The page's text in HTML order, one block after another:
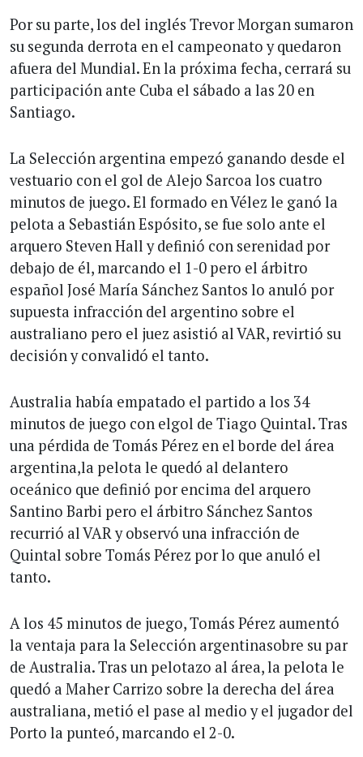
Por su parte, los del inglés Trevor Morgan sumaron
su segunda derrota en el campeonato y quedaron
afuera del Mundial. En la próxima fecha, cerrará su
participación ante Cuba el sábado a las 20 en
Santiago.
La Selección argentina empezó ganando desde el
vestuario con el gol de Alejo Sarcoa los cuatro
minutos de juego. El formado en Vélez le ganó la
pelota a Sebastián Espósito, se fue solo ante el
arquero Steven Hall y definió con serenidad por
debajo de él, marcando el 1-0 pero el árbitro
español José María Sánchez Santos lo anuló por
supuesta infracción del argentino sobre el
australiano pero el juez asistió al VAR, revirtió su
decisión y convalidó el tanto.
Australia había empatado el partido a los 34
minutos de juego con elgol de Tiago Quintal. Tras
una pérdida de Tomás Pérez en el borde del área
argentina,la pelota le quedó al delantero
oceánico que definió por encima del arquero
Santino Barbi pero el árbitro Sánchez Santos
recurrió al VAR y observó una infracción de
Quintal sobre Tomás Pérez por lo que anuló el
tanto.
A los 45 minutos de juego, Tomás Pérez aumentó
la ventaja para la Selección argentinasobre su par
de Australia. Tras un pelotazo al área, la pelota le
quedó a Maher Carrizo sobre la derecha del área
australiana, metió el pase al medio y el jugador del
Porto la punteó, marcando el 2-0.